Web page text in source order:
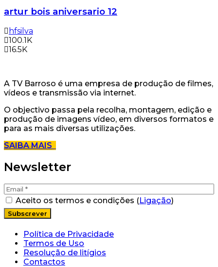
artur bois aniversario 12
hfsilva
100.1K
16.5K
A TV Barroso é uma empresa de produção de filmes,
vídeos e transmissão via internet.
O objectivo passa pela recolha, montagem, edição e
produção de imagens vídeo, em diversos formatos e
para as mais diversas utilizações.
SAIBA MAIS
Newsletter
Aceito os termos e condições (Ligação)
Política de Privacidade
Termos de Uso
Resolução de litígios
Contactos